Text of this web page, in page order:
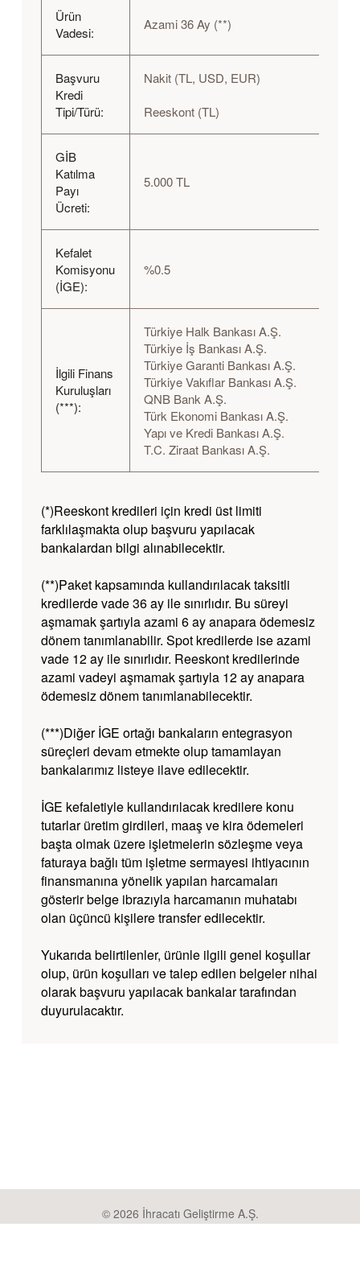
Ürün
Vadesi:
Azami 36 Ay (**)
Başvuru
Kredi
Tipi/Türü:
Nakit (TL, USD, EUR)
Reeskont (TL)
GİB
Katılma
Payı
Ücreti:
5.000 TL
Kefalet
Komisyonu
(İGE):
%0.5
İlgili Finans
Kuruluşları
(***):
Türkiye Halk Bankası A.Ş.
Türkiye İş Bankası A.Ş.
Türkiye Garanti Bankası A.Ş.
Türkiye Vakıflar Bankası A.Ş.
QNB Bank A.Ş.
Türk Ekonomi Bankası A.Ş.
Yapı ve Kredi Bankası A.Ş.
T.C. Ziraat Bankası A.Ş.
(*)Reeskont kredileri için kredi üst limiti
farklılaşmakta olup başvuru yapılacak
bankalardan bilgi alınabilecektir.
(**)Paket kapsamında kullandırılacak taksitli
kredilerde vade 36 ay ile sınırlıdır. Bu süreyi
aşmamak şartıyla azami 6 ay anapara ödemesiz
dönem tanımlanabilir. Spot kredilerde ise azami
vade 12 ay ile sınırlıdır. Reeskont kredilerinde
azami vadeyi aşmamak şartıyla 12 ay anapara
ödemesiz dönem tanımlanabilecektir.
(***)Diğer İGE ortağı bankaların entegrasyon
süreçleri devam etmekte olup tamamlayan
bankalarımız listeye ilave edilecektir.
İGE kefaletiyle kullandırılacak kredilere konu
tutarlar üretim girdileri, maaş ve kira ödemeleri
başta olmak üzere işletmelerin sözleşme veya
faturaya bağlı tüm işletme sermayesi ihtiyacının
finansmanına yönelik yapılan harcamaları
gösterir belge ibrazıyla harcamanın muhatabı
olan üçüncü kişilere transfer edilecektir.
Yukarıda belirtilenler, ürünle ilgili genel koşullar
olup, ürün koşulları ve talep edilen belgeler nihai
olarak başvuru yapılacak bankalar tarafından
duyurulacaktır.
© 2026 İhracatı Geliştirme A.Ş.